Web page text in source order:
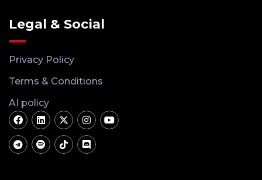
Legal & Social
Privacy Policy
Terms & Conditions
AI policy